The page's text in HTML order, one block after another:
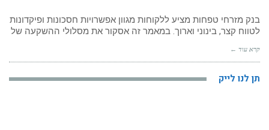
בנק
מזרחי
בנק מזרחי טפחות מציע ללקוחות מגוון אפשרויות חסכונות ופיקדונות
לטווח קצר, בינוני וארוך. במאמר זה אסקור את מסלולי ההשקעה של
קרא עוד ←
תן לנו לייק